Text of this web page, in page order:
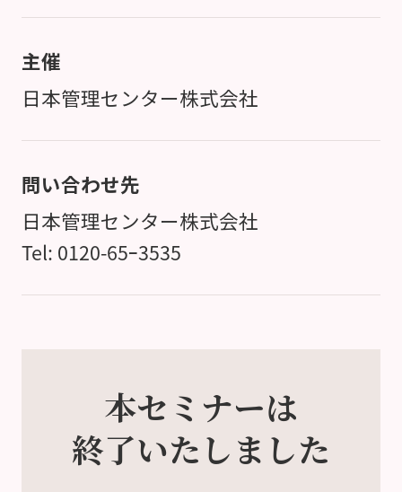
主催
日本管理センター株式会社
問い合わせ先
日本管理センター株式会社
Tel: 0120-65ｰ3535
本セミナーは
終了いたしました